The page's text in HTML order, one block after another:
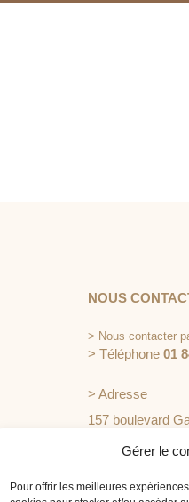
Gérer le
Pour offrir les meilleures
NOUS
> Nous contacter
> Téléphone 01
> Adresse
157 boulevard
92240 Malakoff